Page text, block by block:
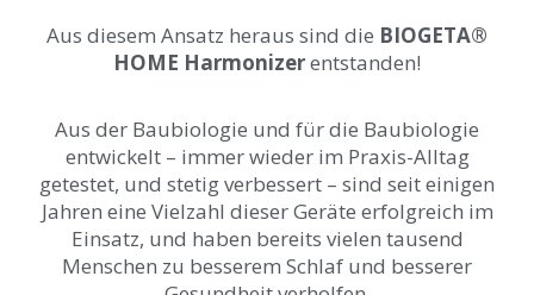
Aus diesem Ansatz heraus sind die BIOGETA®
HOME Harmonizerentstanden!
Aus der Baubiologie und für die Baubiologie
entwickelt – immer wieder im Praxis-Alltag
getestet, und stetig verbessert – sind seit einigen
Jahren eine Vielzahl dieser Geräte erfolgreich im
Einsatz, und haben bereits vielen tausend
Menschen zu besserem Schlaf und besserer